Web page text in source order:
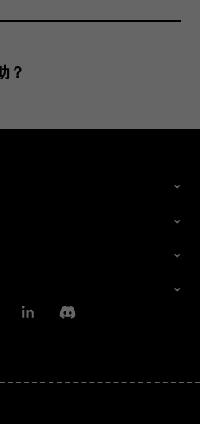
？
LinkedinDiscord